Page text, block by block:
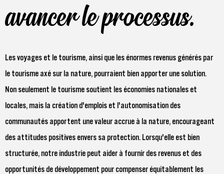
avancer le processus.
Les voyages et le tourisme, ainsi que les énormes revenus générés par
le tourisme axé sur la nature, pourraient bien apporter une solution.
Non seulement le tourisme soutient les économies nationales et
locales, mais la création d'emplois et l'autonomisation des
communautés apportent une valeur accrue à la nature, encourageant
des attitudes positives envers sa protection. Lorsqu'elle est bien
structurée, notre industrie peut aider à fournir des revenus et des
opportunités de développement pour compenser équitablement les